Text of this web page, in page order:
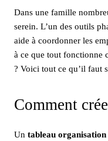
Dans une famille
serein. L’un des outils
aide à coordonner les
à ce que tout fonctionne
? Voici tout ce qu’il faut
Comment
Un tableau